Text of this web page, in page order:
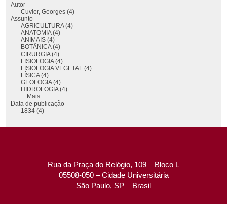
Autor
Cuvier, Georges (4)
Assunto
AGRICULTURA (4)
ANATOMIA (4)
ANIMAIS (4)
BOTÂNICA (4)
CIRURGIA (4)
FISIOLOGIA (4)
FISIOLOGIA VEGETAL (4)
FÍSICA (4)
GEOLOGIA (4)
HIDROLOGIA (4)
... Mais
Data de publicação
1834 (4)
Rua da Praça do Relógio, 109 – Bloco L
05508-050 – Cidade Universitária
São Paulo, SP – Brasil